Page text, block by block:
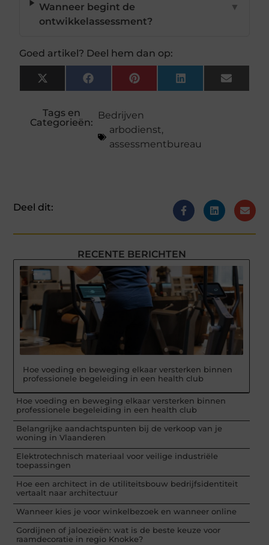
Wanneer begint de
ontwikkelassessment?
▼
Goed artikel? Deel hem dan op:
X
(Twitter)
FacebookPinterestLinkedInEmail
Tags en
Categorieën:
Bedrijven
arbodienst,
assessmentbureau
Deel dit:
RECENTE BERICHTEN
Hoe voeding en beweging elkaar versterken binnen
professionele begeleiding in een health club
Hoe voeding en beweging elkaar versterken binnen
professionele begeleiding in een health club
Belangrijke aandachtspunten bij de verkoop van je
woning in Vlaanderen
Elektrotechnisch materiaal voor veilige industriële
toepassingen
Hoe een architect in de utiliteitsbouw bedrijfsidentiteit
vertaalt naar architectuur
Wanneer kies je voor winkelbezoek en wanneer online
Gordijnen of jaloezieën: wat is de beste keuze voor
raamdecoratie in regio Knokke?